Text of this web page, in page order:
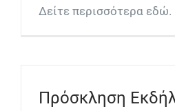
Δείτε περισσότερα εδώ.
Πρόσκληση